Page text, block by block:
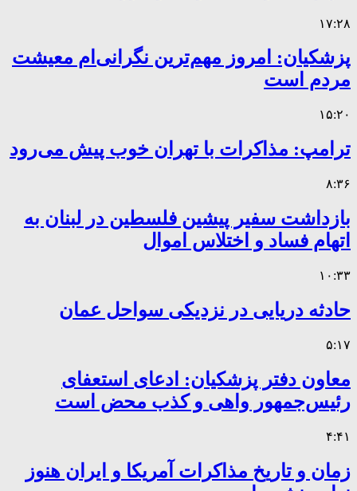
۱۷:۲۸
پزشکیان: امروز مهم‌ترین نگرانی‌ام معیشت
مردم است
۱۵:۲۰
ترامپ: مذاکرات با تهران خوب پیش می‌رود
۸:۳۶
بازداشت سفیر پیشین فلسطین در لبنان به
اتهام فساد و اختلاس اموال
۱۰:۳۳
حادثه دریایی در نزدیکی سواحل عمان
۵:۱۷
معاون دفتر پزشکیان: ادعای استعفای
رئیس‌جمهور واهی و کذب محض است
۴:۴۱
زمان و تاریخ مذاکرات آمریکا و ایران هنوز